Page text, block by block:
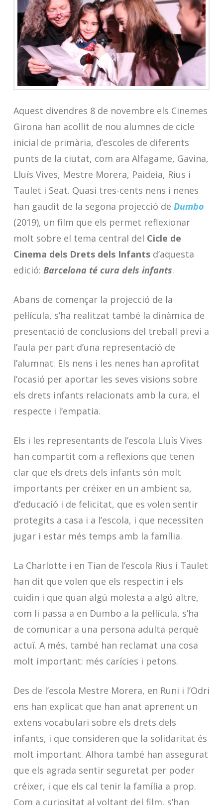
Aquest divendres 8 de novembre els Cinemes
Girona han acollit de nou alumnes de cicle
inicial de primària, d’escoles de diferents
punts de la ciutat, com ara Alfagame, Gavina,
Lluís Vives, Mestre Morera, Paideia, Rius i
Taulet i Seat. Quasi tres-cents nens i nenes
han gaudit de la segona projecció de Dumbo
(2019), un film que els permet reflexionar
molt sobre el tema central del Cicle de
Cinema dels Drets dels Infantsd’aquesta
edició: Barcelona té cura dels infants.
Abans de començar la projecció de la
pel·lícula, s’ha realitzat també la dinàmica de
presentació de conclusions del treball previ a
l’aula per part d’una representació de
l’alumnat. Els nens i les nenes han aprofitat
l’ocasió per aportar les seves visions sobre
els drets infants relacionats amb la cura, el
respecte i l’empatia.
Els i les representants de l’escola Lluís Vives
han compartit com a reflexions que tenen
clar que els drets dels infants són molt
importants per créixer en un ambient sa,
d’educació i de felicitat, que es volen sentir
protegits a casa i a l’escola, i que necessiten
jugar i estar més temps amb la família.
La Charlotte i en Tian de l’escola Rius i Taulet
han dit que volen que els respectin i els
cuidin i que quan algú molesta a algú altre,
com li passa a en Dumbo a la pel·lícula, s’ha
de comunicar a una persona adulta perquè
actuï. A més, també han reclamat una cosa
molt important: més carícies i petons.
Des de l’escola Mestre Morera, en Runi i l’Odri
ens han explicat que han anat aprenent un
extens vocabulari sobre els drets dels
infants, i que consideren que la solidaritat és
molt important. Alhora també han assegurat
que els agrada sentir seguretat per poder
créixer, i que els cal tenir la família a prop.
Com a curiositat al voltant del film, s’han